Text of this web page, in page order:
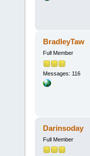
BradleyTaw
Full Member
Messages: 116
Darinsoday
Full Member